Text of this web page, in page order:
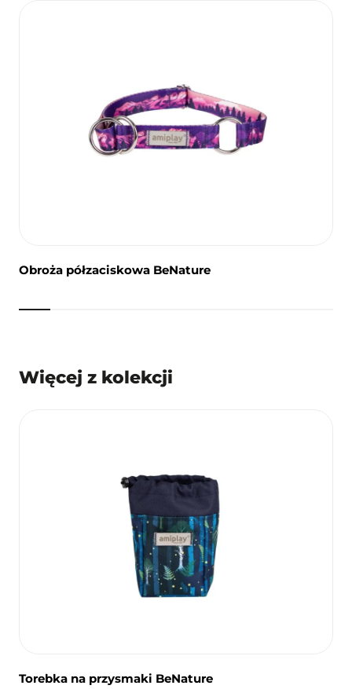
Obroża półzaciskowa BeNature
Więcej z kolekcji
Torebka na przysmaki BeNature